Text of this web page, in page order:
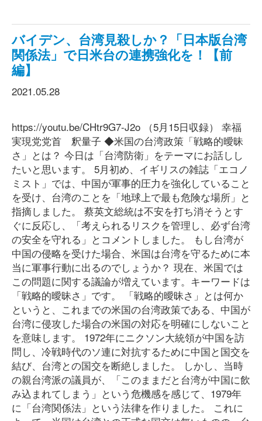
バイデン、台湾見殺しか？「日本版台湾
関係法」で日米台の連携強化を！【前
編】
2021.05.28
https://youtu.be/CHtr9G7-J2o （5月15日収録） 幸福
実現党党首 釈量子 ◆米国の台湾政策「戦略的曖昧
さ」とは？ 今日は「台湾防衛」をテーマにお話しし
たいと思います。 5月初め、イギリスの雑誌「エコノ
ミスト」では、中国が軍事的圧力を強化していること
を受け、台湾のことを「地球上で最も危険な場所」と
指摘しました。 蔡英文総統は不安を打ち消そうとす
ぐに反応し、「考えられるリスクを管理し、必ず台湾
の安全を守れる」とコメントしました。 もし台湾が
中国の侵略を受けた場合、米国は台湾を守るために本
当に軍事行動に出るのでしょうか？ 現在、米国では
この問題に関する議論が増えています。キーワードは
「戦略的曖昧さ」です。 「戦略的曖昧さ」とは何か
というと、これまでの米国の台湾政策である、中国が
台湾に侵攻した場合の米国の対応を明確にしないこと
を意味します。 1972年にニクソン大統領が中国を訪
問し、冷戦時代のソ連に対抗するために中国と国交を
結び、台湾との国交を断絶しました。 しかし、当時
の親台湾派の議員が、「このままだと台湾が中国に飲
み込まれてしまう」という危機感を感じて、1979年
に「台湾関係法」という法律を作りました。 これに